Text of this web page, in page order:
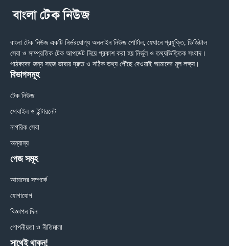
বাংলা টেক নিউজ একটি নির্ভরযোগ্য অনলাইন নিউজ পোর্টাল, যেখানে প্রযুক্তি, ডিজিটাল
সেবা ও সাম্প্রতিক টেক আপডেট নিয়ে প্রকাশ করা হয় নির্ভুল ও তথ্যভিত্তিক সংবাদ।
পাঠকদের জন্য সহজ ভাষায় দ্রুত ও সঠিক তথ্য পৌঁছে দেওয়াই আমাদের মূল লক্ষ্য।
বিভাগসমূহ
টেক নিউজ
মোবাইল ও ইন্টারনেট
নাগরিক সেবা
অন্যান্য
পেজ সমূহ
আমাদের সম্পর্কে
যোগাযোগ
বিজ্ঞাপন দিন
গোপনীয়তা ও নীতিমালা
সাথেই থাকুন!